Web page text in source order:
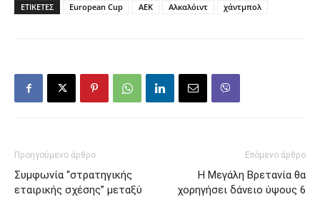
ΕΤΙΚΕΤΕΣ European Cup ΑΕΚ Αλκαλόιντ χάντμπολ
Προηγούμενο άρθρο
Συμφωνία “στρατηγικής
εταιρικής σχέσης” μεταξύ
Επόμενο άρθρο
Η Μεγάλη Βρετανία θα
χορηγήσει δάνειο ύψους 6